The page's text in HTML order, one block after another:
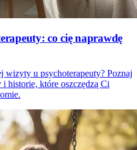
co cię naprawdę
wizyty u psychoterapeuty? Poznaj
historie, które oszczędzą Ci